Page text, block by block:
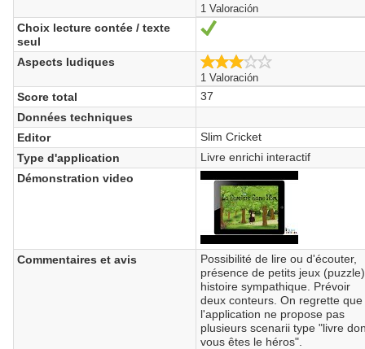
1 Valoración
Choix lecture contée / texte
seul
Sí
Aspects ludiques
1 Valoración
Score total
37
Données techniques
Editor
Slim Cricket
Type d'application
Livre enrichi interactif
Démonstration video
Commentaires et avis
Possibilité de lire ou d'écouter,
présence de petits jeux
histoire sympathique. Prévoir
deux conteurs. On regrette que
l'application ne propose pas
plusieurs scenarii type "livre
vous êtes le héros".